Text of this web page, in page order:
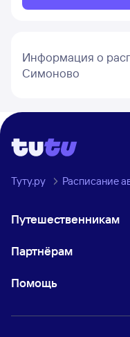
Информация о
Симоново
Туту.ру Расписание
Путешественникам
Партнёрам
Помощь